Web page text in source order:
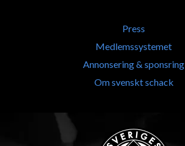
Press
Medlemssystemet
Annonsering & sponsring
Om svenskt schack